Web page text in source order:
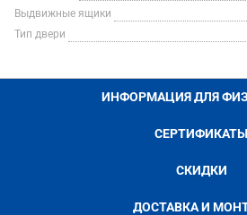
Выдвижные ящики
Тип двери
ИНФОРМАЦИЯ ДЛЯ
СЕРТИФИКАТЫ
СКИДКИ
ДОСТАВКА И